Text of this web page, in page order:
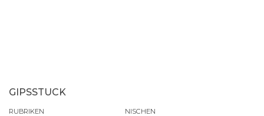
GIPSSTUCK
RUBRIKEN
NISCHEN